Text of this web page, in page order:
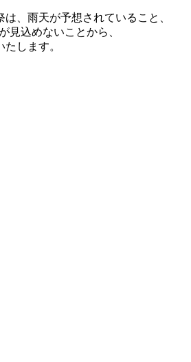
は、雨天が予想されていること、
見込めないことから、
します。